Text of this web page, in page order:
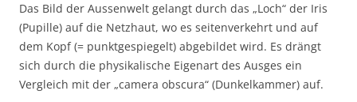
Das Bild der Aussenwelt gelangt durch das „Loch“ der Iris
(Pupille) auf die Netzhaut, wo es seitenverkehrt und auf
dem Kopf (= punktgespiegelt) abgebildet wird. Es drängt
sich durch die physikalische Eigenart des Ausges ein
Vergleich mit der „camera obscura“ (Dunkelkammer) auf.